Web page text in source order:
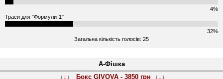
4%
Траси для "Формули-1"
32%
Загальна кількість голосів: 25
А-Фішка
↓↓↓ Бокс GIVOVA - 3850 грн ↓↓↓